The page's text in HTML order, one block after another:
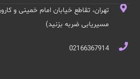
مسیریابی ضربه بزنید)
02166367914